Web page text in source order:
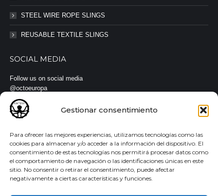
Gestionar consentimiento
Para ofrecer las mejores experiencias, utilizamos tecnologías como las
cookies para almacenar y/o acceder a la información del dispositivo. El
consentimiento de estas tecnologías nos permitirá procesar datos como
el comportamiento de navegación o las identificaciones únicas en este
sitio. No consentir o retirar el consentimiento, puede afectar
negativamente a ciertas características y funciones.
STEEL WIRE ROPE SLINGS
REUSABLE TEXTILE SLINGS
SOCIAL MEDIA
Follow us on social media
@octoeuropa
#octoeuropa #slings #straps
© Todos los derechos reservados | Aviso legal
Política de
privacidad
Política de cookies